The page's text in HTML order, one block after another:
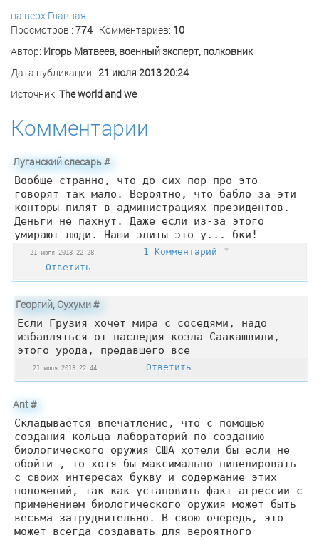
на верх Главная
Просмотров : 774 Комментариев: 10
Автор: Игорь Матвеев, военный эксперт, полковник
Дата публикации : 21 июля 2013 20:24
Источник: The world and we
Комментарии
Луганский слесарь#
Вообще странно, что до сих пор про это
говорят так мало. Вероятно, что бабло за эти
конторы пилят в администрациях президентов.
Деньги не пахнут. Даже если из-за этого
умирают люди. Наши элиты это у... бки!
21 июля 2013 22:28
1 Комментарий
Ответить
Георгий, Сухуми#
Если Грузия хочет мира с соседями, надо
избавляться от наследия козла Саакашвили,
этого урода, предавшего все
21 июля 2013 22:44 Ответить
Ant#
Складывается впечатление, что с помощью
создания кольца лабораторий по созданию
биологического оружия США хотели бы если не
обойти , то хотя бы максимально нивелировать
с своих интересах букву и содержание этих
положений, так как установить факт агрессии с
применением биологического оружия может быть
весьма затруднительно. В свою очередь, это
может всегда создавать для вероятного